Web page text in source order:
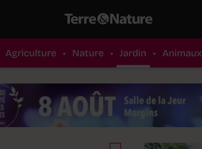
Agriculture • Nature • Jardin • Animaux